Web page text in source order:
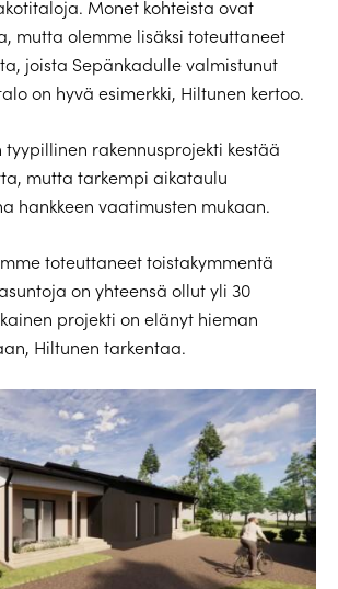
Monet kohteista ovat
mutta olemme lisäksi toteuttaneet
joista Sepänkadulle valmistunut
on hyvä esimerkki, Hiltunen kertoo.
tyypillinen rakennusprojekti kestää
mutta tarkempi aikataulu
hankkeen vaatimusten mukaan.
toteuttaneet toistakymmentä
on yhteensä ollut yli 30
projekti on elänyt hieman
Hiltunen tarkentaa.